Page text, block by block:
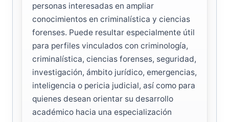
personas interesadas en ampliar
conocimientos en criminalística y ciencias
forenses. Puede resultar especialmente útil
para perfiles vinculados con criminología,
criminalística, ciencias forenses, seguridad,
investigación, ámbito jurídico, emergencias,
inteligencia o pericia judicial, así como para
quienes desean orientar su desarrollo
académico hacia una especialización